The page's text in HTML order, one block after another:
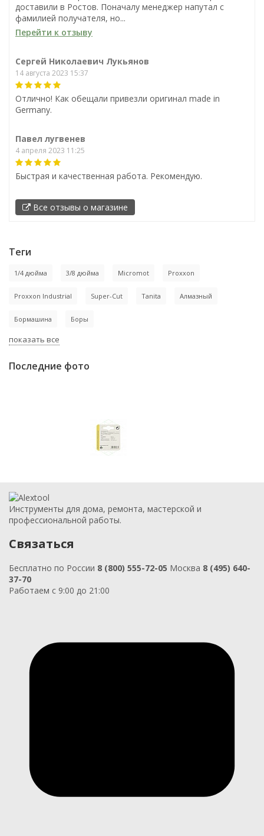
доставили в Ростов. Поначалу менеджер напутал с
фамилией получателя, но...
Перейти к отзыву
Сергей Николаевич Лукьянов
14 августа 2023 15:37
Отлично! Как обещали привезли оригинал made in
Germany.
Павел лугвенев
4 апреля 2023 11:25
Быстрая и качественная работа. Рекомендую.
Все отзывы о магазине
Теги
1/4 дюйма 3/8 дюйма Micromot Proxxon
Proxxon Industrial Super-Cut Tanita Алмазный
Бормашина Боры
показать все
Последние фото
Инструменты для дома, ремонта, мастерской и
профессиональной работы.
Связаться
Бесплатно по России 8 (800) 555-72-05 Москва 8 (495) 640-
37-70
Работаем с 9:00 до 21:00